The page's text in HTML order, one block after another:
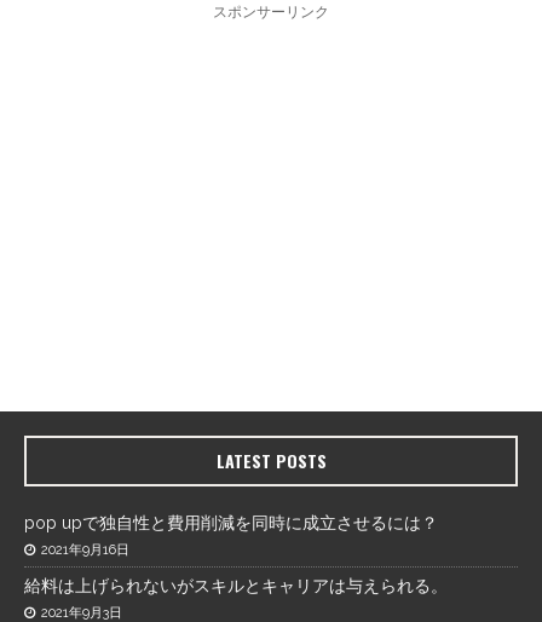
スポンサーリンク
LATEST POSTS
pop upで独自性と費用削減を同時に成立させるには？
2021年9月16日
給料は上げられないがスキルとキャリアは与えられる。
2021年9月3日